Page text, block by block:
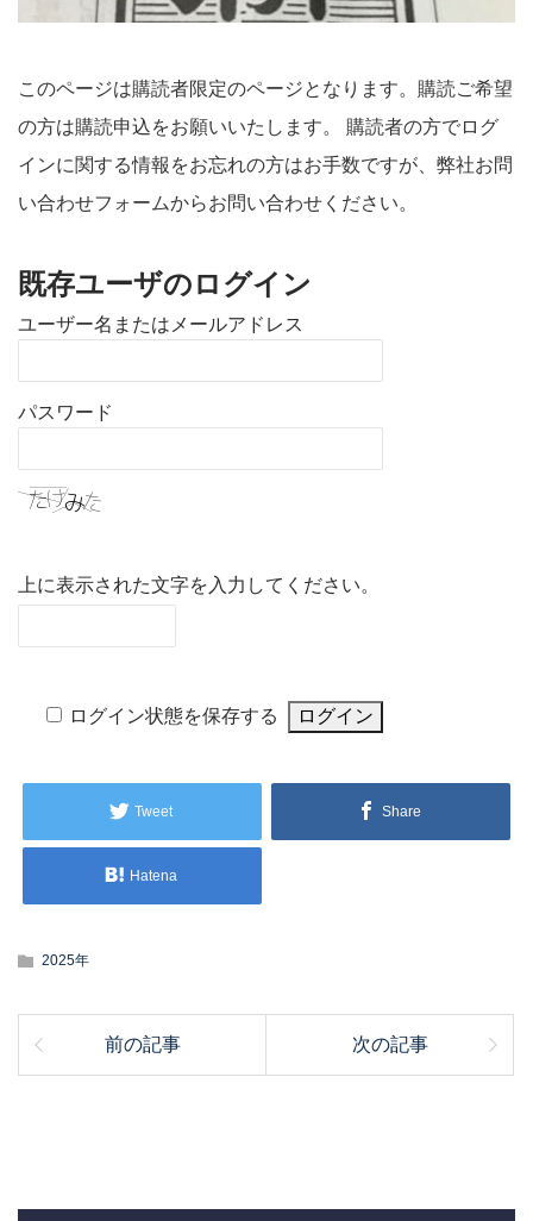
このページは購読者限定のページとなります。購読ご希望
の方は購読申込をお願いいたします。 購読者の方でログ
インに関する情報をお忘れの方はお手数ですが、弊社お問
い合わせフォームからお問い合わせください。
既存ユーザのログイン
ユーザー名またはメールアドレス
パスワード
上に表示された文字を入力してください。
ログイン状態を保存する
Tweet Share
Hatena
2025年
前の記事 次の記事